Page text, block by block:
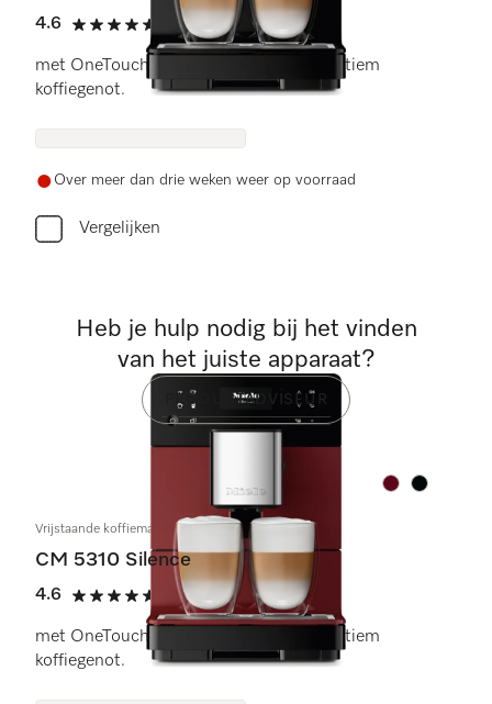
4.6
4.6 sterren op 5
(9 beoordelingen)
met OneTouch for Two-bereiding voor ultiem
koffiegenot.
Over meer dan drie weken weer op voorraad
Vergelijken
Kleur:Kleur:
Vrijstaande koffiemachine
CM 5310 Silence
4.6
4.6 sterren op 5
(9 beoordelingen)
met OneTouch for Two-bereiding voor ultiem
koffiegenot.
Heb je hulp nodig bij het vinden
van het juiste apparaat?
PRODUCTADVISEUR